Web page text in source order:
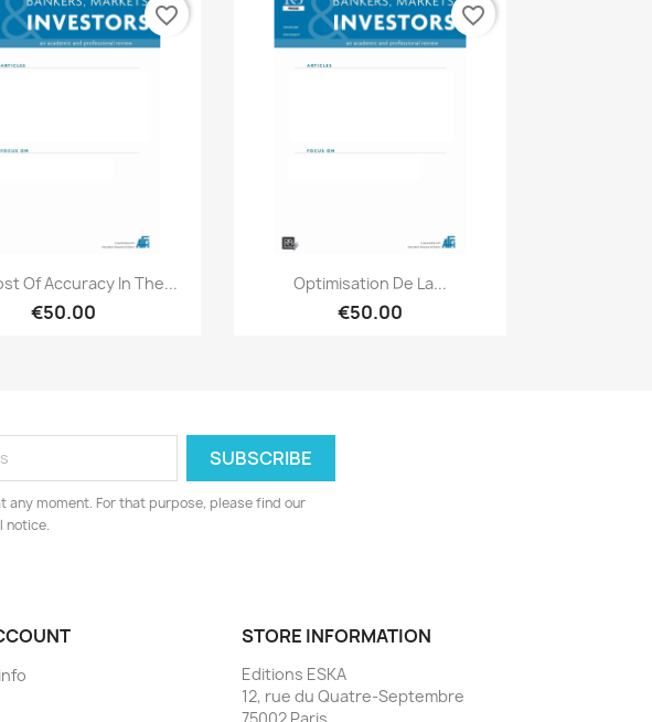
Quick view
Of Accuracy In The...
€50.00
favorite_border
Quick view
Optimisation De La...
€50.00
favorite_border
any moment. For that purpose, please find our
notice.
STORE INFORMATION
Editions ESKA
12, rue du Quatre-Septembre
75002 Paris